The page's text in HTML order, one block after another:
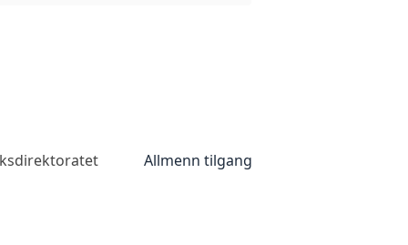
Allmenn tilgang